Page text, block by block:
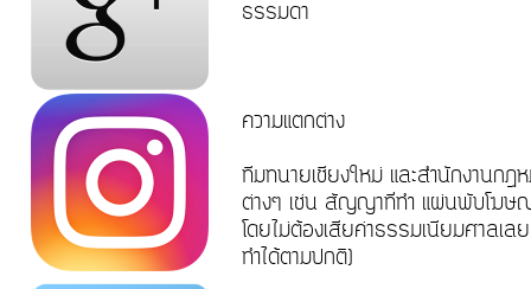
ธรรมดา
ความแตกต่าง
ทีมทนายเชียงใหม่ และสำนักงานกฎ
ต่างๆ เช่น สัญญาที่ทำ แผ่นพับโฆษณ
โดยไม่ต้องเสียค่าธรรมเนียมศาลเล
ทำได้ตามปกติ)